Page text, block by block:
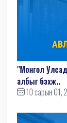
"Монгол
албыг бэхж..
10 сарын 01,